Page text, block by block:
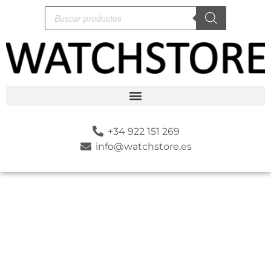
+34 922 151 269
info@watchstore.es